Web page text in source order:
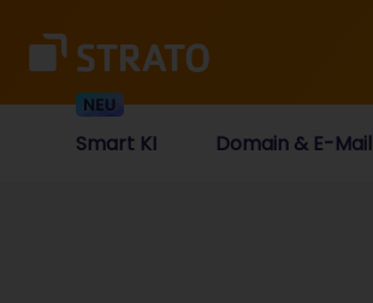
Smart KI Domain & E-Mail